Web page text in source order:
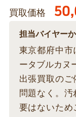
買取価格
担当バイヤー
東京都府中市
ータブルカヌ
出張買取のご
問題なく。
要はないため